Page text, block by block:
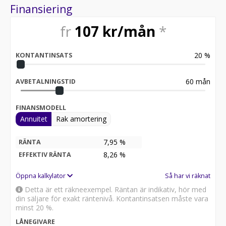
hittar oss även på www.facebook.com/aftenbil
#Begagnat #Service #Nybil #ID3
Finansiering
fr 107 kr/mån *
KONTANTINSATS 20 %
AVBETALNINGSTID 60 mån
FINANSMODELL
Annuitet Rak amortering
RÄNTA 7,95 %
EFFEKTIV RÄNTA 8,26 %
Öppna kalkylator Så har vi räknat
Detta är ett räkneexempel. Räntan är indikativ, hör med
din säljare för exakt räntenivå. Kontantinsatsen måste vara
minst 20 %.
LÅNEGIVARE